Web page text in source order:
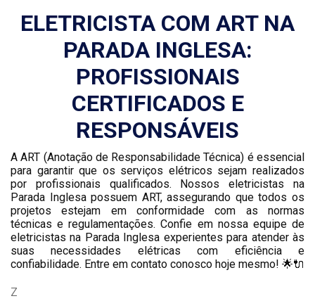
ELETRICISTA COM ART NA
PARADA INGLESA:
PROFISSIONAIS
CERTIFICADOS E
RESPONSÁVEIS
A ART (Anotação de Responsabilidade Técnica) é essencial
para garantir que os serviços elétricos sejam realizados
por profissionais qualificados. Nossos eletricistas na
Parada Inglesa possuem ART, assegurando que todos os
projetos estejam em conformidade com as normas
técnicas e regulamentações. Confie em nossa equipe de
eletricistas na Parada Inglesa experientes para atender às
suas necessidades elétricas com eficiência e
confiabilidade. Entre em contato conosco hoje mesmo! 🌟🔌
Z